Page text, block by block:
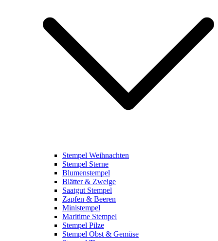
Stempel Weihnachten
Stempel Sterne
Blumenstempel
Blätter & Zweige
Saatgut Stempel
Zapfen & Beeren
Ministempel
Maritime Stempel
Stempel Pilze
Stempel Obst & Gemüse